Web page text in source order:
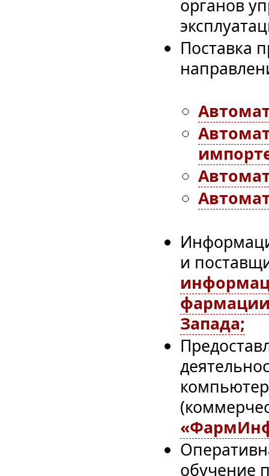
органов
Поставка
и
фармации
Запада;
обучение